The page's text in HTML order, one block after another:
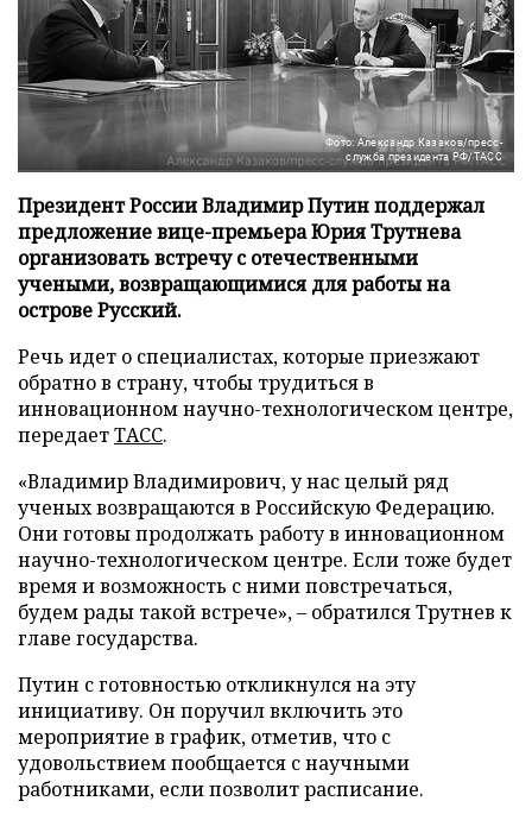
Фото: Александр Казаков/пресс-
служба президента РФ/ТАСС
Президент России Владимир Путин поддержал
предложение вице-премьера Юрия Трутнева
организовать встречу с отечественными
учеными, возвращающимися для работы на
острове Русский.
Речь идет о специалистах, которые приезжают
обратно в страну, чтобы трудиться в
инновационном научно-технологическом центре,
передаетТАСС.
«Владимир Владимирович, у нас целый ряд
ученых возвращаются в Российскую Федерацию.
Они готовы продолжать работу в инновационном
научно-технологическом центре. Если тоже будет
время и возможность с ними повстречаться,
будем рады такой встрече», – обратился Трутнев к
главе государства.
Путин с готовностью откликнулся на эту
инициативу. Он поручил включить это
мероприятие в график, отметив, что с
удовольствием пообщается с научными
работниками, если позволит расписание.